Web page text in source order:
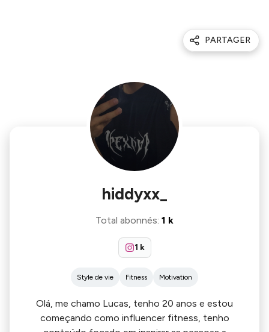
PARTAGER
hiddyxx_
Total abonnés: 1 k
1 k
Style de vie Fitness Motivation
Olá, me chamo Lucas, tenho 20 anos e estou
começando como influencer fitness, tenho